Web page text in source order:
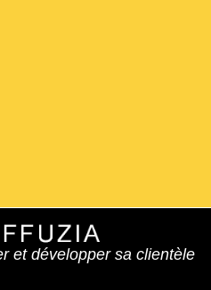
et développer sa clientèle